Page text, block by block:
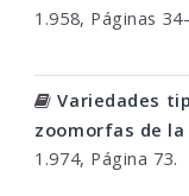
1.958, Páginas
Variedades
zoomorfas de
1.974, Página 73.